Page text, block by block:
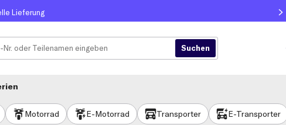
Lieferung
Motorrad E-Motorrad Transporter E-Transporter